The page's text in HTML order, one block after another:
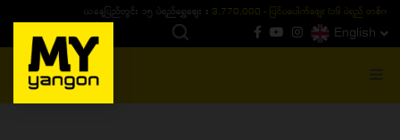
ယနေ့ပြည်တွင်း ၁၅ ပဲရည်ရွှေဈေး : 3,770,000 - ပြင်ပပေါက်စျေး (၁၆ ပဲရည် တစ်ကျပ်
English
MENU